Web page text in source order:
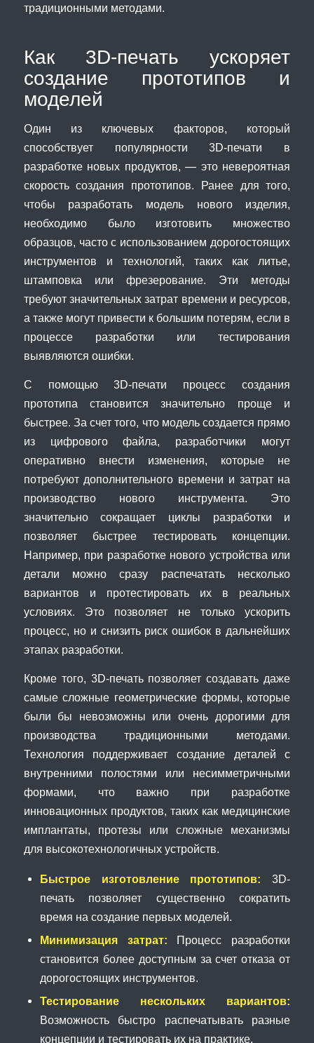
традиционными методами.
Как 3D-печать ускоряет
создание прототипов и
моделей
Один из ключевых факторов, который
способствует популярности 3D-печати в
разработке новых продуктов, — это невероятная
скорость создания прототипов. Ранее для того,
чтобы разработать модель нового изделия,
необходимо было изготовить множество
образцов, часто с использованием дорогостоящих
инструментов и технологий, таких как литье,
штамповка или фрезерование. Эти методы
требуют значительных затрат времени и ресурсов,
а также могут привести к большим потерям, если в
процессе разработки или тестирования
выявляются ошибки.
С помощью 3D-печати процесс создания
прототипа становится значительно проще и
быстрее. За счет того, что модель создается прямо
из цифрового файла, разработчики могут
оперативно внести изменения, которые не
потребуют дополнительного времени и затрат на
производство нового инструмента. Это
значительно сокращает циклы разработки и
позволяет быстрее тестировать концепции.
Например, при разработке нового устройства или
детали можно сразу распечатать несколько
вариантов и протестировать их в реальных
условиях. Это позволяет не только ускорить
процесс, но и снизить риск ошибок в дальнейших
этапах разработки.
Кроме того, 3D-печать позволяет создавать даже
самые сложные геометрические формы, которые
были бы невозможны или очень дорогими для
производства традиционными методами.
Технология поддерживает создание деталей с
внутренними полостями или несимметричными
формами, что важно при разработке
инновационных продуктов, таких как медицинские
имплантаты, протезы или сложные механизмы
для высокотехнологичных устройств.
Быстрое изготовление прототипов: 3D-
печать позволяет существенно сократить
время на создание первых моделей.
Минимизация затрат: Процесс разработки
становится более доступным за счет отказа от
дорогостоящих инструментов.
Тестирование нескольких вариантов:
Возможность быстро распечатывать разные
концепции и тестировать их на практике.